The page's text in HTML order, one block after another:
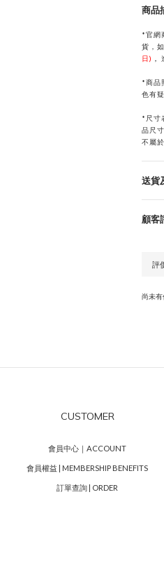
商品
*官網
貨，
日) ，
*商品
色有
* 尺寸
品尺
不屬於
送貨
顧客
尚未有
CUSTOMER
會員中心｜ACCOUNT
會員權益 | MEMBERSHIP BENEFITS
訂單查詢 | ORDER